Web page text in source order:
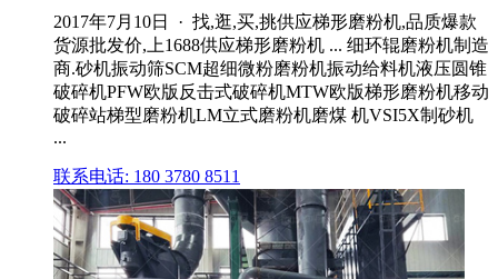
2017年7月10日 · 找,逛,买,挑供应梯形磨粉机,品质爆款
货源批发价,上1688供应梯形磨粉机 ... 细环辊磨粉机制造
商.砂机振动筛SCM超细微粉磨粉机振动给料机液压圆锥
破碎机PFW欧版反击式破碎机MTW欧版梯形磨粉机移动
破碎站梯型磨粉机LM立式磨粉机磨煤 机VSI5X制砂机
...
联系电话: 180 3780 8511